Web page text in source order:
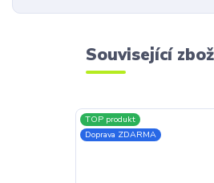
Související
TOP produkt
Doprava ZDARMA